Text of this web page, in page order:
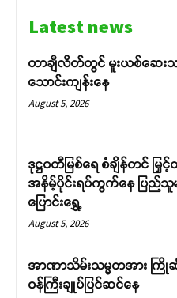
Latest news
တာချီလိတ်တွင် မူးယစ်ဆေးသမ
သောင်းကျန်းနေ
August 5, 2026
ဒုဋ္ဌဝတီမြစ်ရေ စံချိန်တင် မြှ
အနိမ့်ပိုင်းရပ်ကွက်နေ ပြည်သူမ
ပြောင်းရွှေ့
August 5, 2026
အာဏာသိမ်းသမ္မတအား ကြို
ဝန်ကြီးချုပ်ပြင်ဆင်နေ